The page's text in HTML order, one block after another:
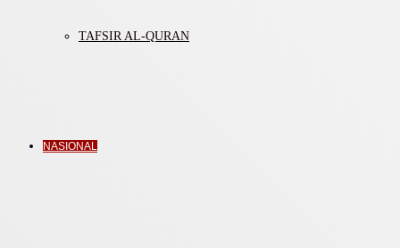
TAFSIR AL-QURAN
NASIONAL